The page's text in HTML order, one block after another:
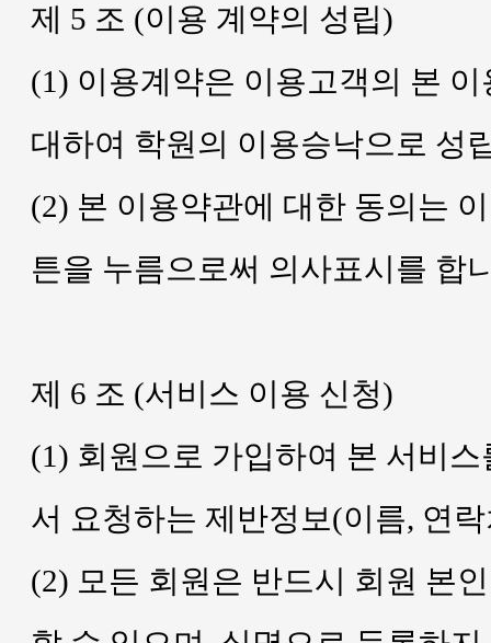
제 5 조 (이용 계약의 성립)
(1) 이용계약은 이용고객의 본
대하여 학원의 이용승낙으로 성
(2) 본 이용약관에 대한 동의는
튼을 누름으로써 의사표시를 합
제 6 조 (서비스 이용 신청)
(1) 회원으로 가입하여 본 서비
서 요청하는 제반정보(이름, 연
(2) 모든 회원은 반드시 회원 본